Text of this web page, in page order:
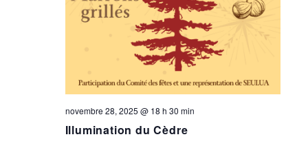
Illumination du Cèdre
novembre 28, 2025 @ 18 h 30 min